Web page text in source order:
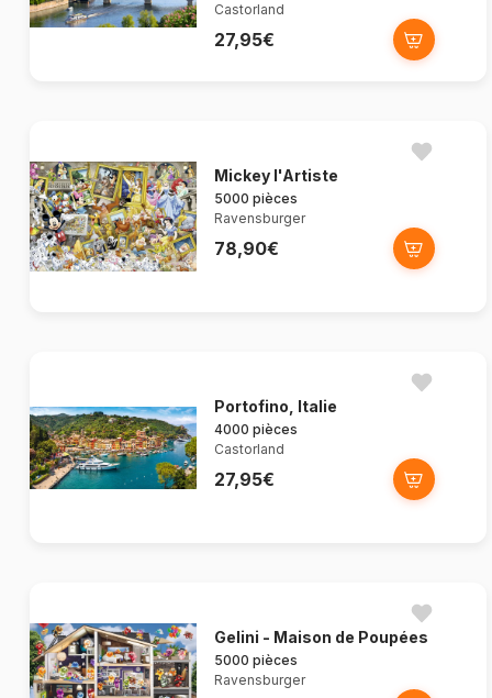
Castorland
27,95€
Mickey l'Artiste
5000 pièces
Ravensburger
78,90€
Portofino, Italie
4000 pièces
Castorland
27,95€
Gelini - Maison de Poupées
5000 pièces
Ravensburger